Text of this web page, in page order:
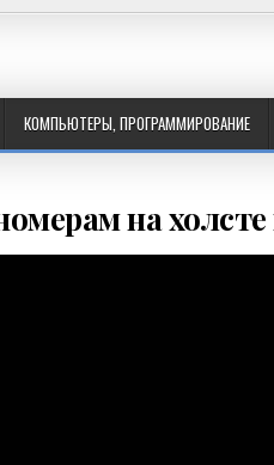
КОМПЬЮТЕРЫ, ПРОГРАММИРОВАНИЕ
на